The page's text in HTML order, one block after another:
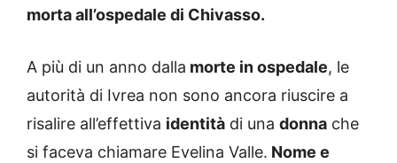
morta all’ospedale di Chivasso.
A più di un anno dalla morte in ospedale, le
autorità di Ivrea non sono ancora riuscire a
risalire all’effettiva identità di una donna che
si faceva chiamare Evelina Valle. Nome e